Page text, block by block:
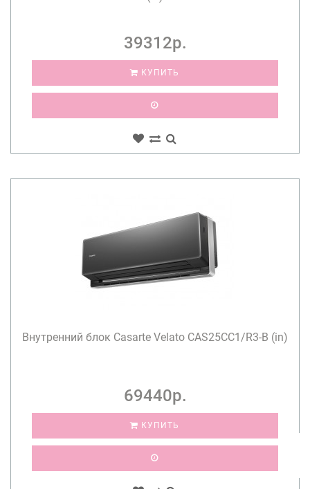
39312р.
КУПИТЬ
Внутренний блок Casarte Velato CAS25CC1/R3-B (in)
69440р.
КУПИТЬ